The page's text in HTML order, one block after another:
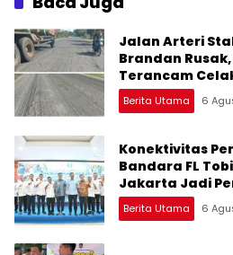
Jalan Arteri
Brandan
Terancam
Berita Utama 6
Konektivitas
Bandara FL
Jakarta Jadi
RI Muhammad
Berita Utama 6